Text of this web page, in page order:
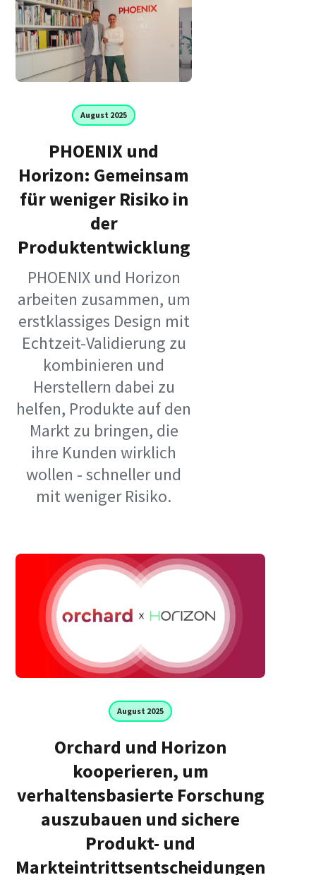
August 2025
PHOENIX und
Horizon: Gemeinsam
für weniger Risiko in
der
Produktentwicklung
PHOENIX und Horizon
arbeiten zusammen, um
erstklassiges Design mit
Echtzeit-Validierung zu
kombinieren und
Herstellern dabei zu
helfen, Produkte auf den
Markt zu bringen, die
ihre Kunden wirklich
wollen - schneller und
mit weniger Risiko.
August 2025
Orchard und Horizon
kooperieren, um
verhaltensbasierte Forschung
auszubauen und sichere
Produkt- und
Markteintrittsentscheidungen